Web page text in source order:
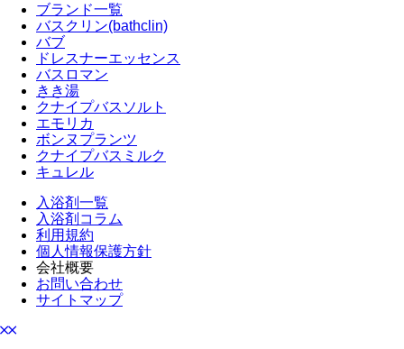
ブランド一覧
バスクリン(bathclin)
バブ
ドレスナーエッセンス
バスロマン
きき湯
クナイプバスソルト
エモリカ
ボンヌプランツ
クナイプバスミルク
キュレル
入浴剤一覧
入浴剤コラム
利用規約
個人情報保護方針
会社概要
お問い合わせ
サイトマップ